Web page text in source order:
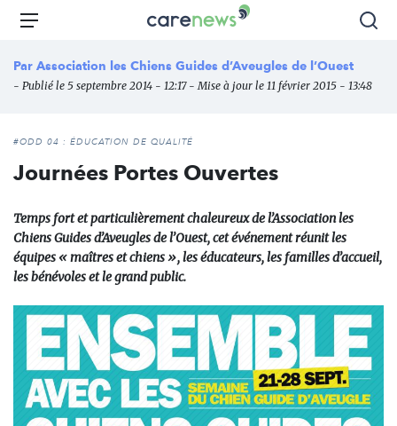
Aller
principal
Carenews,
média
des
l'engagement
Menu
Par Association les Chiens Guides d’Aveugles de l’Ouest
- Publié le 5 septembre 2014 - 12:17 - Mise à jour le 11 février 2015 - 13:48
#ODD 04 : ÉDUCATION DE QUALITÉ
Journées Portes Ouvertes
Temps fort et particulièrement chaleureux de l’Association les
Chiens Guides d’Aveugles de l’Ouest, cet événement réunit les
équipes « maîtres et chiens », les éducateurs, les familles d’accueil,
les bénévoles et le grand public.